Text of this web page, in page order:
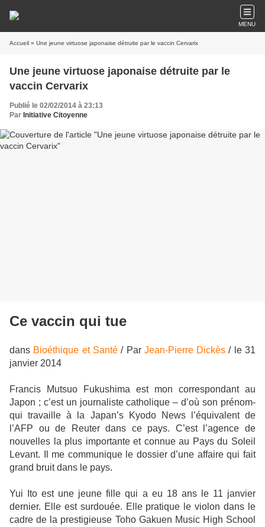
MENU
Accueil » Une jeune virtuose japonaise détruite par le vaccin Cervarix
Une jeune virtuose japonaise détruite par le
vaccin Cervarix
Publié le 02/02/2014 à 23:13
Par Initiative Citoyenne
Ce vaccin qui tue
dans Bioéthique et Santé / Par Jean-Pierre Dickès / le 31
janvier 2014
Francis Mutsuo Fukushima est mon correspondant au
Japon ; c’est un journaliste catholique – d’où son prénom-
qui travaille à la Japan’s Kyodo News l’équivalent de
l’AFP ou de Reuter dans ce pays. C’est l’agence de
nouvelles la plus importante et connue au Pays du Soleil
Levant. Il me communique le dossier d’une affaire qui fait
grand bruit dans le pays.
Yui Ito est une jeune fille qui a eu 18 ans le 11 janvier
dernier. Elle est surdouée. Elle pratique le violon dans le
cadre de la prestigieuse Toho Gakuen Music High School